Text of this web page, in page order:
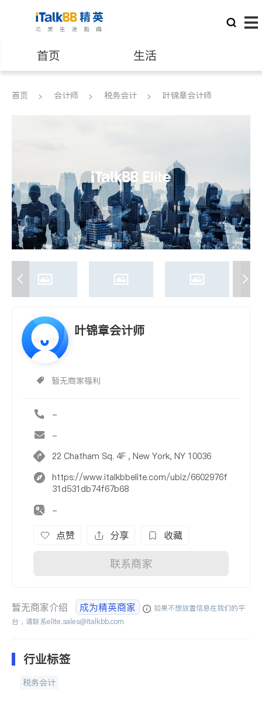
首页 生活
医生 律师
养老 非盈利组织
首页 会计师 税务会计 叶锦章会计师
叶锦章会计师
暂无商家福利
-
-
22 Chatham Sq. 4F , New York, NY 10036
https://www.italkbbelite.com/ubiz/6602976f
31d531db74f67b68
-
点赞 分享 收藏
联系商家
暂无商家介绍 成为精英商家
如果不想放置信息在我们的平
台，请联系elite.sales@italkbb.com
行业标签
税务会计